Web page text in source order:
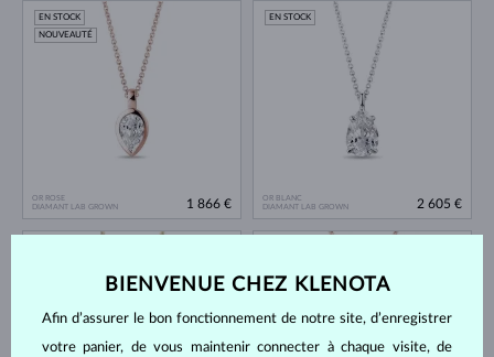
OR ROSE
DIAMANT LAB GROWN
EN STOCK
NOUVEAUTÉ
1 866 €
OR BLANC
DIAMANT LAB GROWN
EN STOCK
2 605 €
BIENVENUE CHEZ KLENOTA
Afin d’assurer le bon fonctionnement de notre site, d’enregistrer
votre panier, de vous maintenir connecter à chaque visite, de